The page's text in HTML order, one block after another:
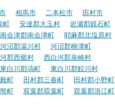
相馬市 二本松市
田村市
町 安達郡大玉村
岩瀬郡鏡石町
南会津郡南会津町
耶麻郡北塩原村
河沼郡湯川村
河沼郡柳津町
郡西郷村
西白河郡泉崎村
東白川郡塙町
東白川郡鮫川村
町 田村郡三春町
田村郡小野町
町 双葉郡双葉町
双葉郡浪江町